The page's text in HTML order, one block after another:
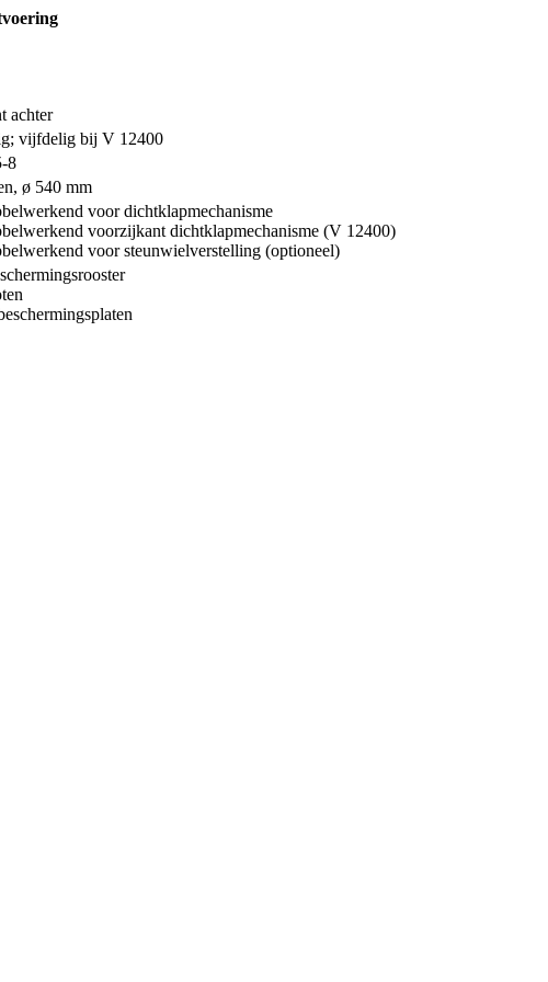
achter
vijfdelig bij V 12400
8
ø 540 mm
voor dichtklapmechanisme
voorzijkant dichtklapmechanisme (V 12400)
voor steunwielverstelling (optioneel)